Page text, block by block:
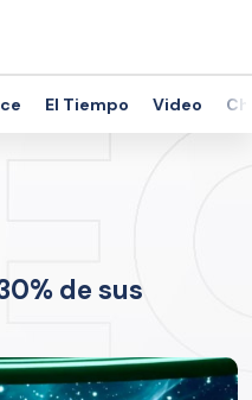
El Tiempo Video
de sus